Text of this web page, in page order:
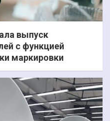
выпуск
с функцией
маркировки